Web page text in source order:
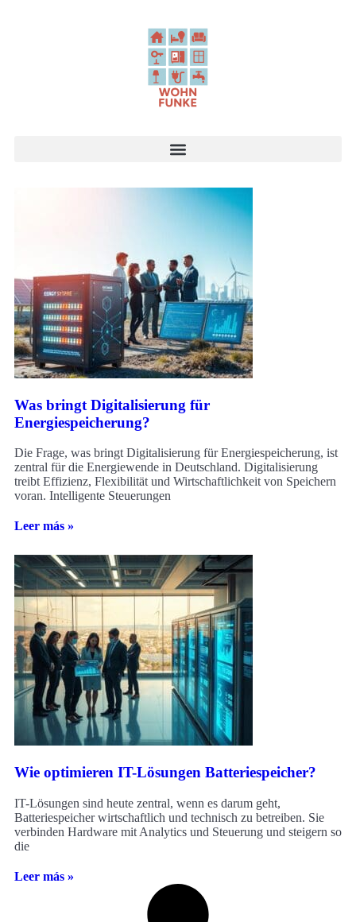
Was bringt Digitalisierung für
Energiespeicherung?
Die Frage, was bringt Digitalisierung für Energiespeicherung, ist
zentral für die Energiewende in Deutschland. Digitalisierung
treibt Effizienz, Flexibilität und Wirtschaftlichkeit von Speichern
voran. Intelligente Steuerungen
Leer más »
Wie optimieren IT-Lösungen Batteriespeicher?
IT-Lösungen sind heute zentral, wenn es darum geht,
Batteriespeicher wirtschaftlich und technisch zu betreiben. Sie
verbinden Hardware mit Analytics und Steuerung und steigern so
die
Leer más »